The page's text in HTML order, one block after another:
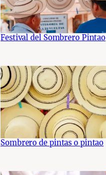
Festival del Sombrero Pintao
Sombrero de pintas o pintao